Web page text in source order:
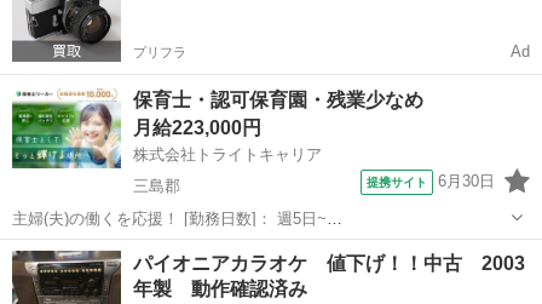
プリフラ Ad
保育士・認可保育園・残業少なめ
月給223,000円
株式会社トライトキャリア
三島郡
提携サイト 6月30日
主婦(夫)の働くを応援！ [勤務日数]： 週5日~
07:30~17:00/08:30~18:00/09:00~19:00 [勤務地・最寄駅]： 大阪府三島
郡島本町江川1-15-17 12号 株式会社 パワフルケア R...
大阪 三島郡 保育士
パイオニアカラオケ 値下げ！！中古 2003
年製 動作確認済み